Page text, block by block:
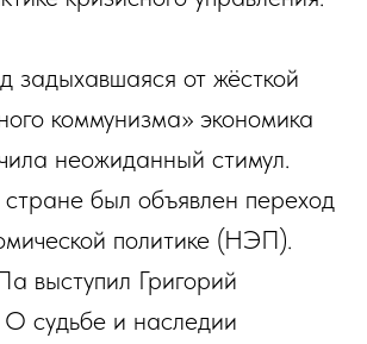
задыхавшаяся от жёсткой
коммунизма» экономика
неожиданный стимул.
стране был объявлен переход
политике (НЭП).
выступил Григорий
О судьбе и наследии